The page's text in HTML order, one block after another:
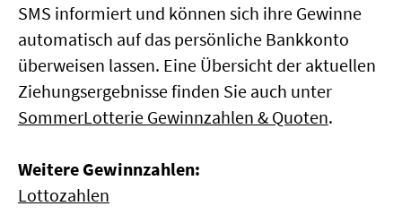
SMS informiert und können sich ihre Gewinne
automatisch auf das persönliche Bankkonto
überweisen lassen. Eine Übersicht der aktuellen
Ziehungsergebnisse finden Sie auch unter
SommerLotterie Gewinnzahlen & Quoten.
Weitere Gewinnzahlen:
Lottozahlen